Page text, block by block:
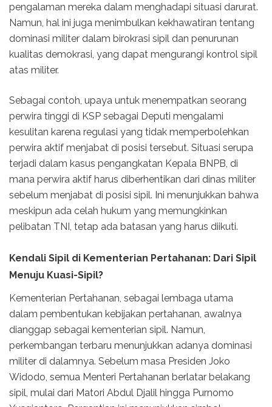
pengalaman mereka dalam menghadapi situasi darurat.
Namun, hal ini juga menimbulkan kekhawatiran tentang
dominasi militer dalam birokrasi sipil dan penurunan
kualitas demokrasi, yang dapat mengurangi kontrol sipil
atas militer.
Sebagai contoh, upaya untuk menempatkan seorang
perwira tinggi di KSP sebagai Deputi mengalami
kesulitan karena regulasi yang tidak memperbolehkan
perwira aktif menjabat di posisi tersebut. Situasi serupa
terjadi dalam kasus pengangkatan Kepala BNPB, di
mana perwira aktif harus diberhentikan dari dinas militer
sebelum menjabat di posisi sipil. Ini menunjukkan bahwa
meskipun ada celah hukum yang memungkinkan
pelibatan TNI, tetap ada batasan yang harus diikuti.
Kendali Sipil di Kementerian Pertahanan: Dari Sipil
Menuju Kuasi-Sipil?
Kementerian Pertahanan, sebagai lembaga utama
dalam pembentukan kebijakan pertahanan, awalnya
dianggap sebagai kementerian sipil. Namun,
perkembangan terbaru menunjukkan adanya dominasi
militer di dalamnya. Sebelum masa Presiden Joko
Widodo, semua Menteri Pertahanan berlatar belakang
sipil, mulai dari Matori Abdul Djalil hingga Purnomo